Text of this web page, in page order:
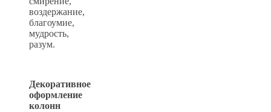
воздержание,
благоумие,
мудрость,
разум.
Декоративное
оформление
колонн